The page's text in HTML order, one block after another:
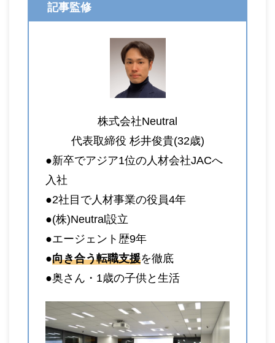
記事監修
株式会社Neutral
代表取締役 杉井俊貴(32歳)
●新卒でアジア1位の人材会社JACへ
入社
●2社目で人材事業の役員4年
●(株)Neutral設立
●エージェント歴9年
●向き合う転職支援を徹底
●奥さん・1歳の子供と生活